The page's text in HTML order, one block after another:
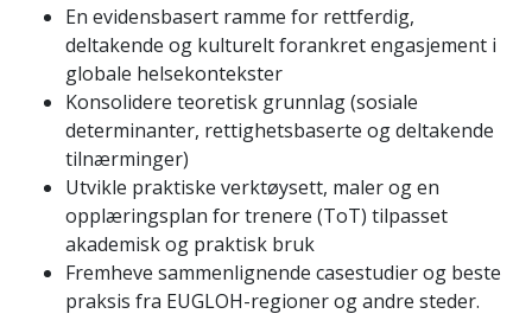
En evidensbasert ramme for rettferdig,
deltakende og kulturelt forankret engasjement i
globale helsekontekster
Konsolidere teoretisk grunnlag (sosiale
determinanter, rettighetsbaserte og deltakende
tilnærminger)
Utvikle praktiske verktøysett, maler og en
opplæringsplan for trenere (ToT) tilpasset
akademisk og praktisk bruk
Fremheve sammenlignende casestudier og beste
praksis fra EUGLOH-regioner og andre steder.